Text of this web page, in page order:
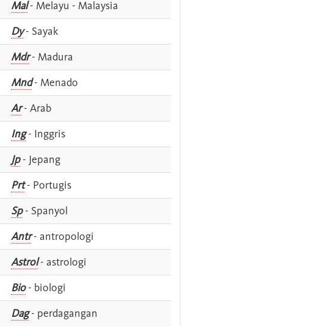
Mal- Melayu - Malaysia
Dy- Sayak
Mdr- Madura
Mnd- Menado
Ar- Arab
Ing- Inggris
Jp- Jepang
Prt- Portugis
Sp- Spanyol
Antr- antropologi
Astrol- astrologi
Bio- biologi
Dag- perdagangan